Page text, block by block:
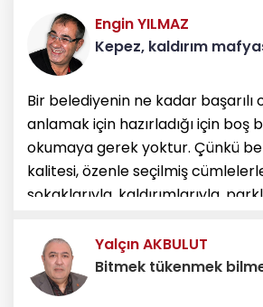
Engin YILMAZ
Kepez, kaldırım
Bir belediyenin ne kadar başarılı
anlamak için hazırladığı için boş
okumaya gerek yoktur. Çünkü belediyelerin
kalitesi, özenle seçilmiş
sokaklarıyla, kaldırımlarıyla,
Kepez Belediyesi geçtiği
Yalçın AKBULUT
Bitmek tükenmek